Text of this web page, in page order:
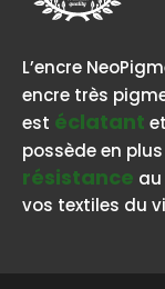
L’encre
encre très
est éclatant et
possède en
résistance
vos textiles du